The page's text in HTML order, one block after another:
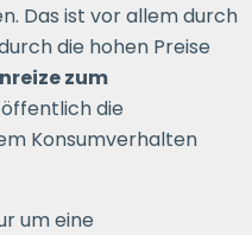
Das ist vor allem durch
die hohen Preise
zum
die
Konsumverhalten
um eine